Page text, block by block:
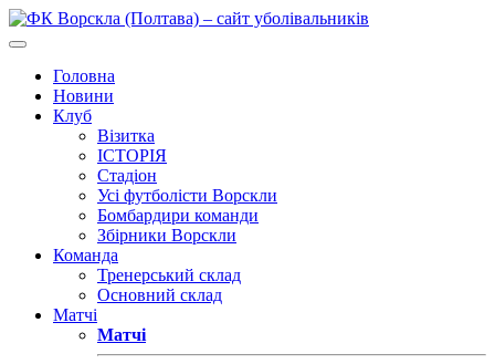
Головна
Новини
Клуб
Візитка
ІСТОРІЯ
Стадіон
Усі футболісти Ворскли
Бомбардири команди
Збірники Ворскли
Команда
Тренерський склад
Основний склад
Матчі
Матчі